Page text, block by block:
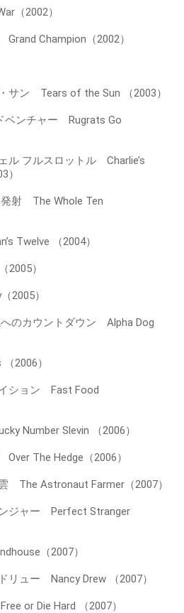
（2002）
Champion（2002）
サン Tears of the Sun （2003）
ベンチャー Rugrats Go
ル フルスロットル Charlie’s
）
発射 The Whole Ten
Twelve （2004）
）
2005）
へのカウントダウン Alpha Dog
2006）
ション Fast Food
Number Slevin （2006）
The Hedge（2006）
The Astronaut Farmer（2007）
ジャー Perfect Stranger
（2007）
リュー Nancy Drew （2007）
or Die Hard （2007）